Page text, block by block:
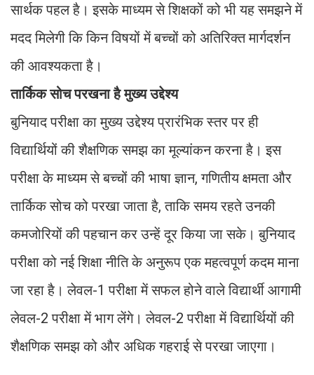
सार्थक पहल है। इसके माध्यम से शिक्षकों को भी यह समझने में
मदद मिलेगी कि किन विषयों में बच्चों को अतिरिक्त मार्गदर्शन
की आवश्यकता है।
तार्किक सोच परखना है मुख्य उद्देश्य
बुनियाद परीक्षा का मुख्य उद्देश्य प्रारंभिक स्तर पर ही
विद्यार्थियों की शैक्षणिक समझ का मूल्यांकन करना है। इस
परीक्षा के माध्यम से बच्चों की भाषा ज्ञान, गणितीय क्षमता और
तार्किक सोच को परखा जाता है, ताकि समय रहते उनकी
कमजोरियों की पहचान कर उन्हें दूर किया जा सके। बुनियाद
परीक्षा को नई शिक्षा नीति के अनुरूप एक महत्वपूर्ण कदम माना
जा रहा है। लेवल-1 परीक्षा में सफल होने वाले विद्यार्थी आगामी
लेवल-2 परीक्षा में भाग लेंगे। लेवल-2 परीक्षा में विद्यार्थियों की
शैक्षणिक समझ को और अधिक गहराई से परखा जाएगा।